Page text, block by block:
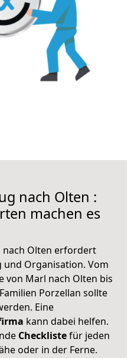
nach Olten :
machen es
nach Olten erfordert
Organisation. Vom
von Marl nach Olten bis
Porzellan sollte
Eine
kann dabei helfen.
Checklistefür jeden
oder in der Ferne.